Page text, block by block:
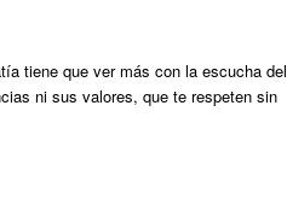
tiene que ver más con la escucha del
ni sus valores, que te respeten sin